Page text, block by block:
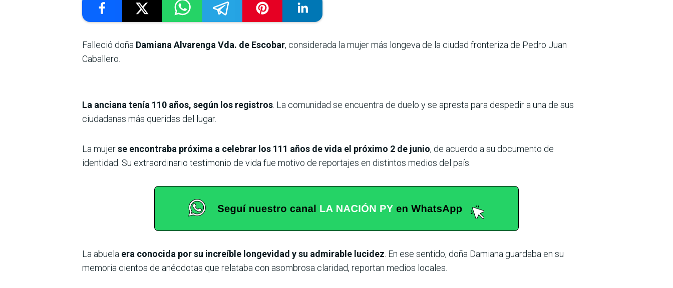
Falleció doña Damiana Alvarenga Vda. de Escobar, considerada la mujer más longeva de la ciudad fronteriza de Pedro Juan
Caballero.
La anciana tenía 110 años, según los registros . La comunidad se encuentra de duelo y se apresta para despedir a una de sus
ciudadanas más queridas del lugar.
La mujerse encontraba próxima a celebrar los 111 años de vida el próximo 2 de junio, de acuerdo a su documento de
identidad. Su extraordinario testimonio de vida fue motivo de reportajes en distintos medios del país.
La abuela era conocida por su increíble longevidad y su admirable lucidez . En ese sentido, doña Damiana guardaba en su
memoria cientos de anécdotas que relataba con asombrosa claridad, reportan medios locales.